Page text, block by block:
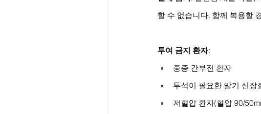
할 수 없습니다. 함께 복용할
투여 금지 환자:
중증 간부전 환자
투석이 필요한 말기 신장
저혈압 환자(혈압 90/